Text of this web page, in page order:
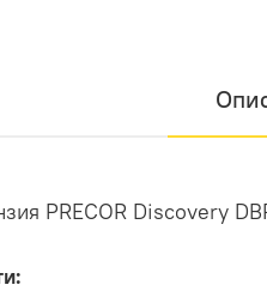
PRECOR Discovery